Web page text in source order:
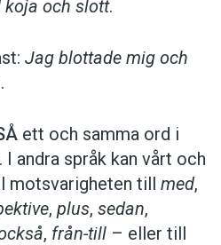
koja och slott.
Jag blottade mig och
.
ett och samma ord i
andra språk kan vårt och
motsvarigheten till med,
, plus, sedan,
, från-till – eller till